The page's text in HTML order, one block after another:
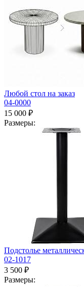
Любой стол на заказ
04-0000
15 000 ₽
Размеры:
Подстолье
02-1017
3 500 ₽
Размеры: